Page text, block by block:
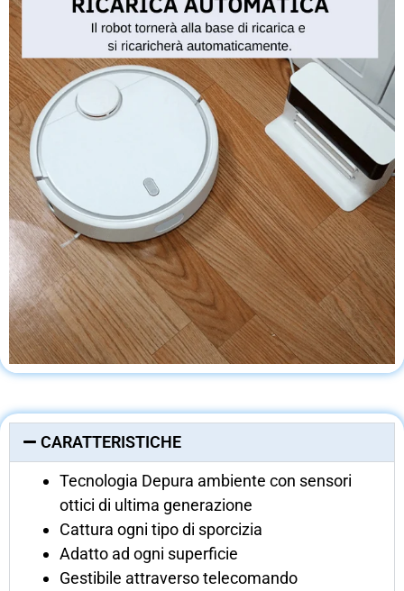
CARATTERISTICHE
Tecnologia Depura ambiente con sensori
ottici di ultima generazione
Cattura ogni tipo di sporcizia
Adatto ad ogni superficie
Gestibile attraverso telecomando